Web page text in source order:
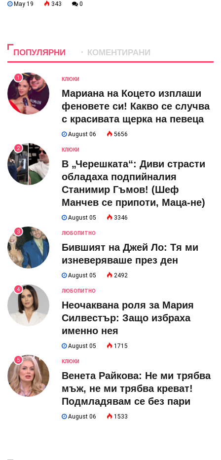
May 19 343 0
ПОПУЛЯРНИ КОМЕНТИРАНИ
1 КЛЮКИ
Мариана на Коцето изплаши
феновете си! Какво се случва
с красивата щерка на певеца
August 06 5656
2 КЛЮКИ
В „Черешката“: Диви страсти
обладаха подпийналия
Станимир Гъмов! (Шеф
Манчев се припоти, Маца-не)
August 05 3346
3 ЛЮБОПИТНО
Бившият на Джей Ло: Тя ми
изневеряваше през ден
August 05 2492
4 ЛЮБОПИТНО
Неочаквана роля за Мария
Силвестър: Защо избраха
именно нея
August 05 1715
5 КЛЮКИ
Венета Райкова: Не ми трябва
мъж, не ми трябва креват!
Подмладявам се без пари
August 06 1533